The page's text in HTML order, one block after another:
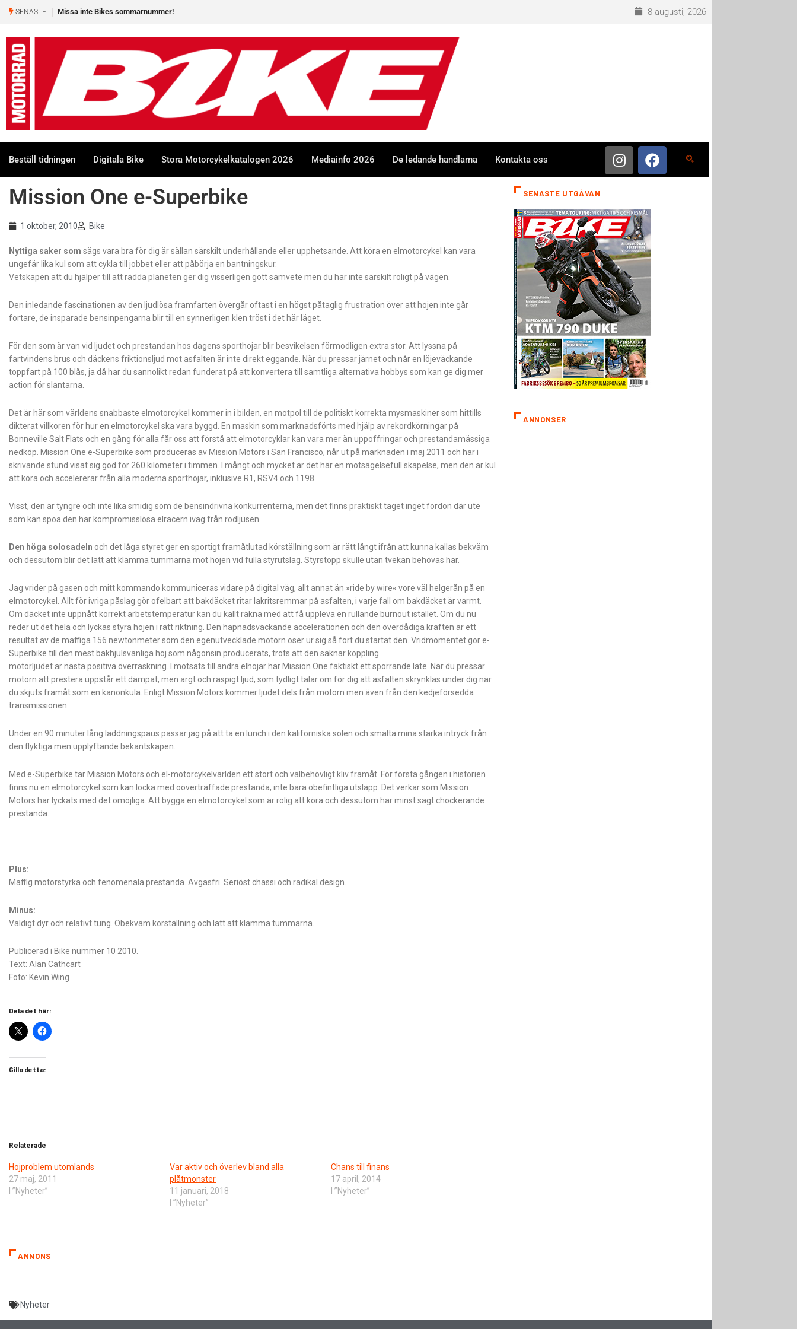
SENASTE Missa inte Bikes sommarnummer! 8 augusti, 2026
Beställ tidningen Digitala Bike Stora Motorcykelkatalogen 2026 Mediainfo 2026 De ledande handlarna Kontakta oss
Mission One e-Superbike
1 oktober, 2010 Bike
Nyttiga saker som sägs vara bra för dig är sällan särskilt underhållande eller upphetsande. Att köra en elmotorcykel kan vara
ungefär lika kul som att cykla till jobbet eller att påbörja en bantningskur.
Vetskapen att du hjälper till att rädda planeten ger dig visserligen gott samvete men du har inte särskilt roligt på vägen.
Den inledande fascinationen av den ljudlösa framfarten övergår oftast i en högst påtaglig frustration över att hojen inte går
fortare, de insparade bensinpengarna blir till en synnerligen klen tröst i det här läget.
För den som är van vid ljudet och prestandan hos dagens sporthojar blir besvikelsen förmodligen extra stor. Att lyssna på
fartvindens brus och däckens friktionsljud mot asfalten är inte direkt eggande. När du pressar järnet och når en löjeväckande
toppfart på 100 blås, ja då har du sannolikt redan funderat på att konvertera till samtliga alternativa hobbys som kan ge dig mer
action för slantarna.
Det är här som världens snabbaste elmotorcykel kommer in i bilden, en motpol till de politiskt korrekta mysmaskiner som hittills
dikterat villkoren för hur en elmotorcykel ska vara byggd. En maskin som marknadsförts med hjälp av rekordkörningar på
Bonneville Salt Flats och en gång för alla får oss att förstå att elmotorcyklar kan vara mer än uppoffringar och prestandamässiga
nedköp. Mission One e-Superbike som produceras av Mission Motors i San Francisco, når ut på marknaden i maj 2011 och har i
skrivande stund visat sig god för 260 kilometer i timmen. I mångt och mycket är det här en motsägelsefull skapelse, men den är kul
att köra och accelererar från alla moderna sporthojar, inklusive R1, RSV4 och 1198.
Visst, den är tyngre och inte lika smidig som de bensindrivna konkurrenterna, men det finns praktiskt taget inget fordon där ute
som kan spöa den här kompromisslösa elracern iväg från rödljusen.
Den höga solosadeln och det låga styret ger en sportigt framåtlutad körställning som är rätt långt ifrån att kunna kallas bekväm
och dessutom blir det lätt att klämma tummarna mot hojen vid fulla styrutslag. Styrstopp skulle utan tvekan behövas här.
Jag vrider på gasen och mitt kommando kommuniceras vidare på digital väg, allt annat än »ride by wire« vore väl helgerån på en
elmotorcykel. Allt för ivriga påslag gör ofelbart att bakdäcket ritar lakritsremmar på asfalten, i varje fall om bakdäcket är varmt.
Om däcket inte uppnått korrekt arbetstemperatur kan du kallt räkna med att få uppleva en rullande burnout istället. Om du nu
reder ut det hela och lyckas styra hojen i rätt riktning. Den häpnadsväckande accelerationen och den överdådiga kraften är ett
resultat av de maffiga 156 newtonmeter som den egenutvecklade motorn öser ur sig så fort du startat den. Vridmomentet gör e-
Superbike till den mest bakhjulsvänliga hoj som någonsin producerats, trots att den saknar koppling.
motorljudet är nästa positiva överraskning. I motsats till andra elhojar har Mission One faktiskt ett sporrande läte. När du pressar
motorn att prestera uppstår ett dämpat, men argt och raspigt ljud, som tydligt talar om för dig att asfalten skrynklas under dig när
du skjuts framåt som en kanonkula. Enligt Mission Motors kommer ljudet dels från motorn men även från den kedjeförsedda
transmissionen.
Under en 90 minuter lång laddningspaus passar jag på att ta en lunch i den kaliforniska solen och smälta mina starka intryck från
den flyktiga men upplyftande bekantskapen.
Med e-Superbike tar Mission Motors och el-motorcykelvärlden ett stort och välbehövligt kliv framåt. För första gången i historien
finns nu en elmotorcykel som kan locka med oöverträffade prestanda, inte bara obefintliga utsläpp. Det verkar som Mission
Motors har lyckats med det omöjliga. Att bygga en elmotorcykel som är rolig att köra och dessutom har minst sagt chockerande
prestanda.
Plus:
Maffig motorstyrka och fenomenala prestanda. Avgasfri. Seriöst chassi och radikal design.
Minus:
Väldigt dyr och relativt tung. Obekväm körställning och lätt att klämma tummarna.
Publicerad i Bike nummer 10 2010.
Text: Alan Cathcart
Foto: Kevin Wing
Dela det här:
Gilla detta:
Relaterade
Hojproblem utomlands
27 maj, 2011
I ”Nyheter”
Var aktiv och överlev bland alla
plåtmonster
11 januari, 2018
I ”Nyheter”
Chans till finans
17 april, 2014
I ”Nyheter”
ANNONS
Nyheter
SENASTE UTGÅVAN
ANNONSER